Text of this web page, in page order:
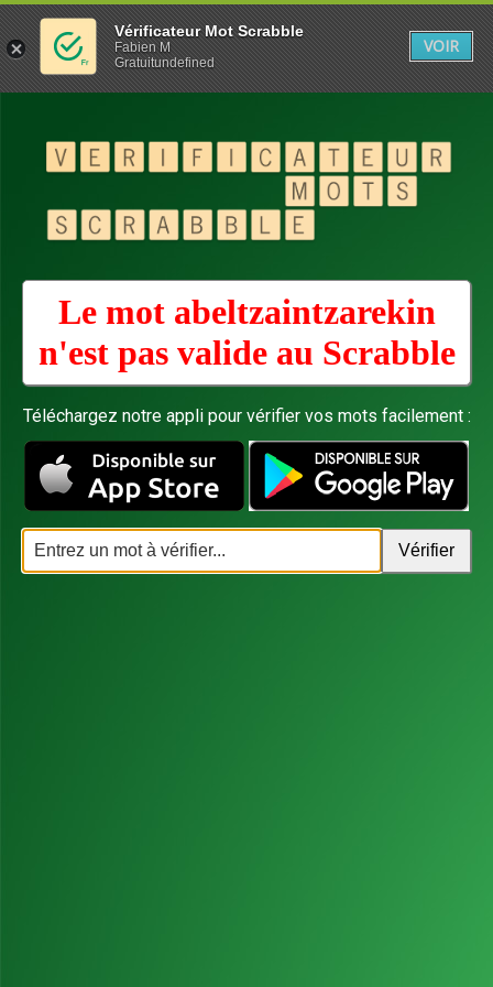
Le mot abeltzaintzarekin
n'est pas valide au Scrabble
Téléchargez notre appli pour vérifier vos mots facilement :
Vérificateur Mot Scrabble
Fabien M
Gratuitundefined
VOIR